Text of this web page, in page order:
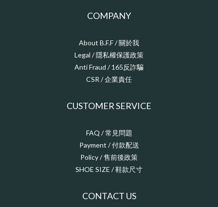
COMPANY
About B.F.F / 關於我
Legal / 隱私權保護政策
Anti Fraud / 165反詐騙
CSR / 企業責任
CUSTOMER SERVICE
FAQ / 常見問題
Payment / 付款配送
Policy / 售前後政策
SHOE SIZE / 鞋款尺寸
CONTACT US